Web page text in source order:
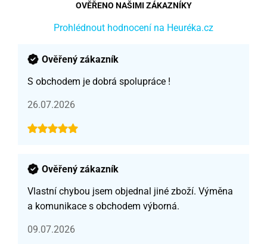
OVĚŘENO NAŠIMI ZÁKAZNÍKY
Prohlédnout hodnocení na Heuréka.cz
Ověřený zákazník
S obchodem je dobrá spolupráce !
26.07.2026
Ověřený zákazník
Vlastní chybou jsem objednal jiné zboží. Výměna
a komunikace s obchodem výborná.
09.07.2026